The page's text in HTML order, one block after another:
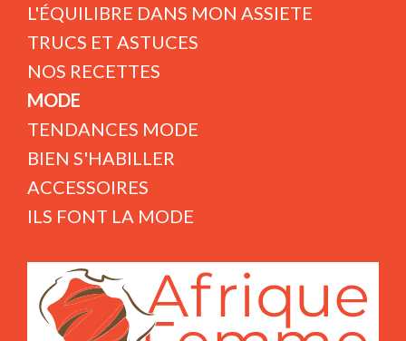
L'ÉQUILIBRE DANS MON ASSIETE
TRUCS ET ASTUCES
NOS RECETTES
MODE
TENDANCES MODE
BIEN S'HABILLER
ACCESSOIRES
ILS FONT LA MODE